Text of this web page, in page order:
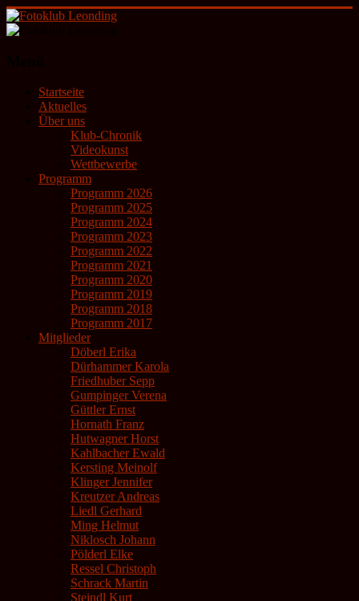
Zum
Inhalt
künstlerische
Fotografie
Startseite
Aktuelles
Über uns
Klub-Chronik
Videokunst
Wettbewerbe
Programm
Programm 2026
Programm 2025
Programm 2024
Programm 2023
Programm 2022
Programm 2021
Programm 2020
Programm 2019
Programm 2018
Programm 2017
Mitglieder
Döberl Erika
Dürhammer Karola
Friedhuber Sepp
Gumpinger Verena
Güttler Ernst
Hornath Franz
Hutwagner Horst
Kahlbacher Ewald
Kersting Meinolf
Klinger Jennifer
Kreutzer Andreas
Liedl Gerhard
Ming Helmut
Niklosch Johann
Pölderl Elke
Ressel Christoph
Schrack Martin
Steindl Kurt